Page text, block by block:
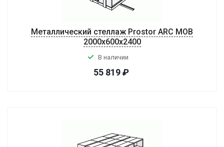
Металлический стеллаж Prostor ARC MOB
2000x600x2400
В наличии
55 819₽